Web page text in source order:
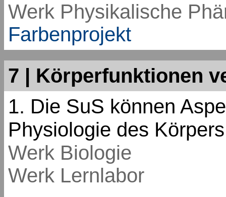
Werk Physikalische
Farbenprojekt
7 | Körperfunktionen
1. Die SuS können
Physiologie des
Werk Biologie
Werk Lernlabor